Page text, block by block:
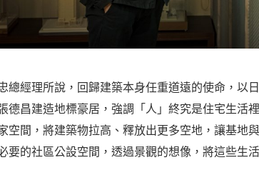
總經理所說，回歸建築本身任重道遠的使命，以
德昌建造地標豪居，強調「人」終究是住宅生活
空間，將建築物拉高、釋放出更多空地，讓基地
要的社區公設空間，透過景觀的想像，將這些生